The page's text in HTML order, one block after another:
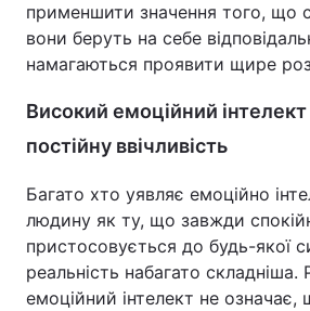
применшити значення того, що
вони беруть на себе
намагаються проявити щире
Високий емоційний
постійну ввічливість
Багато хто уявляє емоційно
людину як ту, що завжди
пристосовується до будь-якої
реальність набагато складніша.
емоційний інтелект не